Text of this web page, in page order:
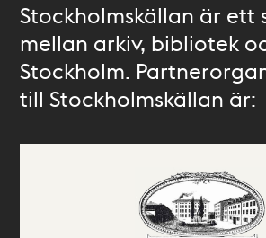
Stockholmskällan är ett
mellan arkiv, bibliotek
Stockholm.
till Stockholmskällan är: